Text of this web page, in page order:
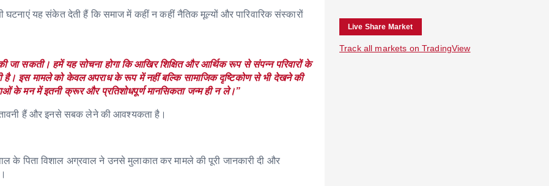
यह संकेत देती हैं कि समाज में कहीं न कहीं नैतिक मूल्यों और पारिवारिक संस्कारों
जा सकती। हमें यह सोचना होगा कि आखिर शिक्षित और आर्थिक रूप से संपन्न परिवारों के
है। इस मामले को केवल अपराध के रूप में नहीं बल्कि सामाजिक दृष्टिकोण से भी देखने की
के मन में इतनी क्रूर और प्रतिशोधपूर्ण मानसिकता जन्म ही न ले।”
हैं और इनसे सबक लेने की आवश्यकता है।
पिता विशाल अग्रवाल ने उनसे मुलाकात कर मामले की पूरी जानकारी दी और
Live Share Market
Track all markets on TradingView